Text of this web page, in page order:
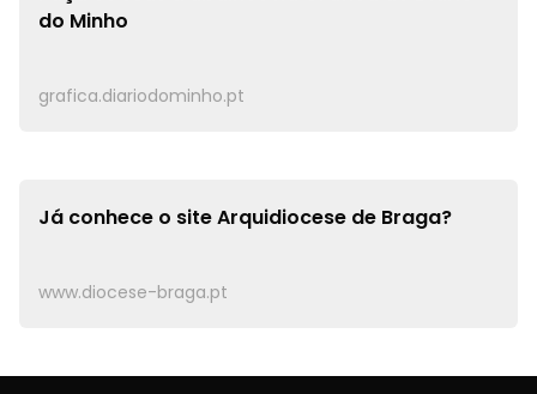
do Minho
grafica.diariodominho.pt
Já conhece o siteArquidiocese de Braga?
www.diocese-braga.pt